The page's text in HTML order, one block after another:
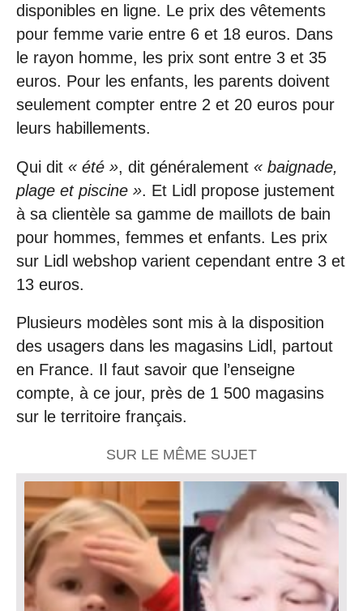
disponibles en ligne. Le prix des vêtements
pour femme varie entre 6 et 18 euros. Dans
le rayon homme, les prix sont entre 3 et 35
euros. Pour les enfants, les parents doivent
seulement compter entre 2 et 20 euros pour
leurs habillements.
Qui dit « été », dit généralement « baignade,
plage et piscine ». Et Lidl propose justement
à sa clientèle sa gamme de maillots de bain
pour hommes, femmes et enfants. Les prix
sur Lidl webshop varient cependant entre 3 et
13 euros.
Plusieurs modèles sont mis à la disposition
des usagers dans les magasins Lidl, partout
en France. Il faut savoir que l’enseigne
compte, à ce jour, près de 1 500 magasins
sur le territoire français.
SUR LE MÊME SUJET